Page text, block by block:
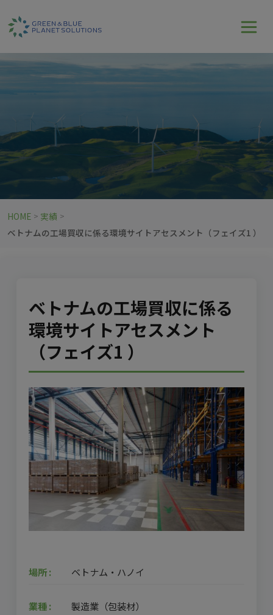
HOME > 実績 >
ベトナムの工場買収に係る環境サイトアセスメント（フェイズ1 ）
ベトナムの工場買収に係る
環境サイトアセスメント
（フェイズ1 ）
場所 : ベトナム・ハノイ
業種 : 製造業（包装材）